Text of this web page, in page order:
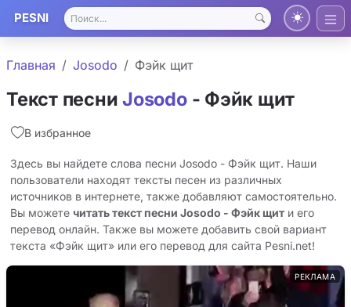
PESNI
Главная Josodo Фэйк щит
Текст песниJosodo- Фэйк щит
В избранное
Здесь вы найдете слова песни Josodo - Фэйк щит. Наши
пользователи находят тексты песен из различных
источников в интернете, также добавляют самостоятельно.
Вы можете читать текст песни Josodo - Фэйк щит и его
перевод онлайн. Также вы можете добавить свой вариант
текста «Фэйк щит» или его перевод для сайта Pesni.net!
РЕКЛАМА